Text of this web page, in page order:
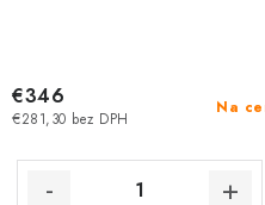
Na
€281,30 bez DPH
€346